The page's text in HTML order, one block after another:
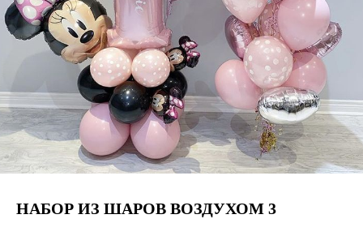
НАБОР ИЗ ШАРОВ ВОЗДУХОМ 3